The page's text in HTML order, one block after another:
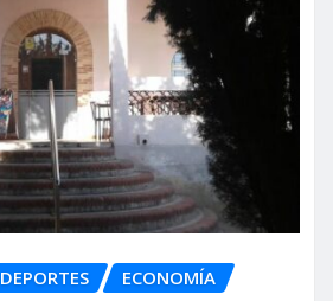
DEPORTES ECONOMÍA